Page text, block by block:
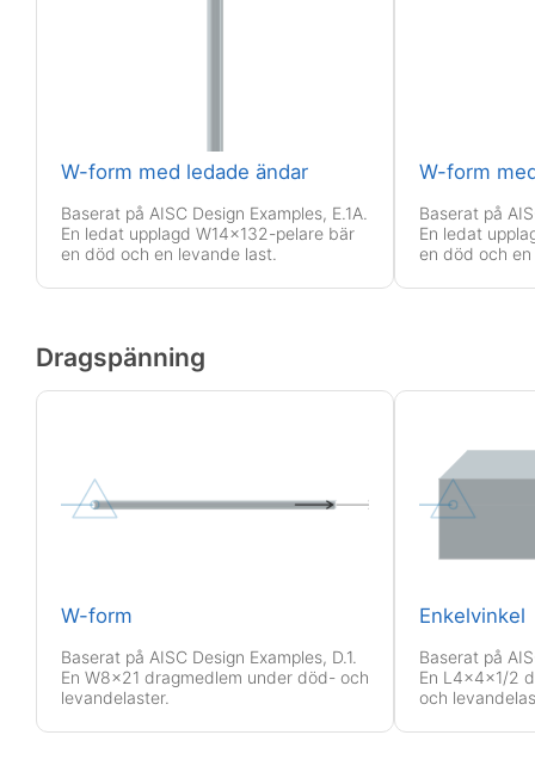
W-form med ledade ändar
Baserat på AISC Design Examples, E.1A.
En ledat upplagd W14x132-pelare bär
en död och en levande last.
Baserat på
En ledat
en död och
Dragspänning
W-form
Baserat på AISC Design Examples, D.1.
En W8x21 dragmedlem under död- och
levandelaster.
Enkelvinkel
Baserat på
En L4x4x1/2
och